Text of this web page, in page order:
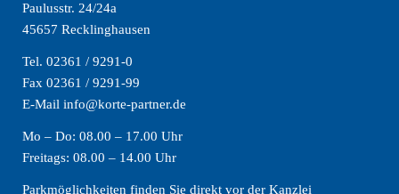
Paulusstr. 24/24a
45657 Recklinghausen
Tel. 02361 / 9291-0
Fax 02361 / 9291-99
E-Mail info@korte-partner.de
Mo – Do: 08.00 – 17.00 Uhr
Freitags: 08.00 – 14.00 Uhr
Parkmöglichkeiten finden Sie direkt vor der Kanzlei